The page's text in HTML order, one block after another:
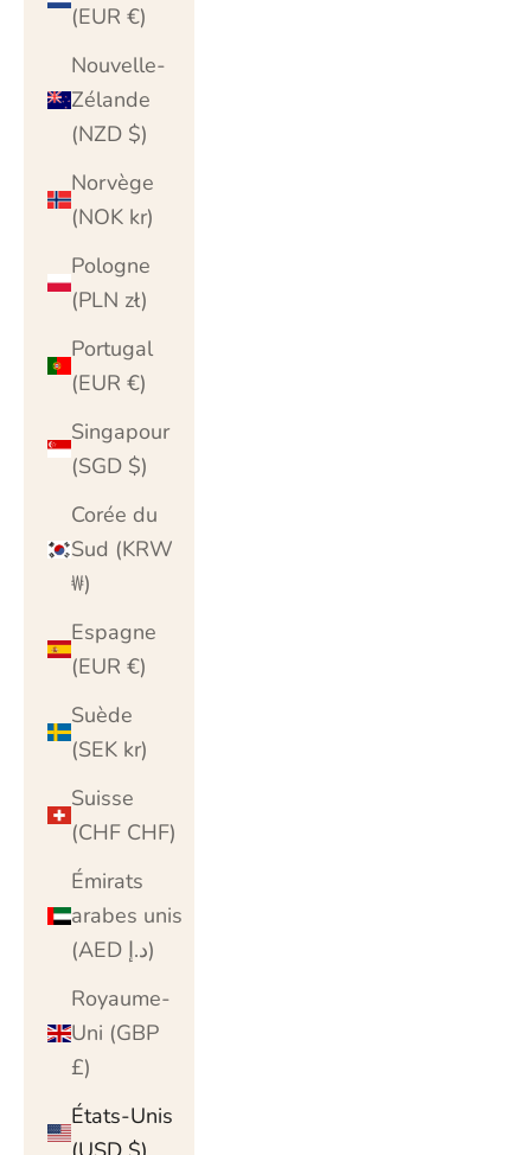
(EUR €)
Nouvelle-
Zélande
(NZD $)
Norvège
(NOK kr)
Pologne
(PLN zł)
Portugal
(EUR €)
Singapour
(SGD $)
Corée du
Sud (KRW
₩)
Espagne
(EUR €)
Suède
(SEK kr)
Suisse
(CHF CHF)
Émirats
arabes unis
(AED د.إ)
Royaume-
Uni (GBP
£)
États-Unis